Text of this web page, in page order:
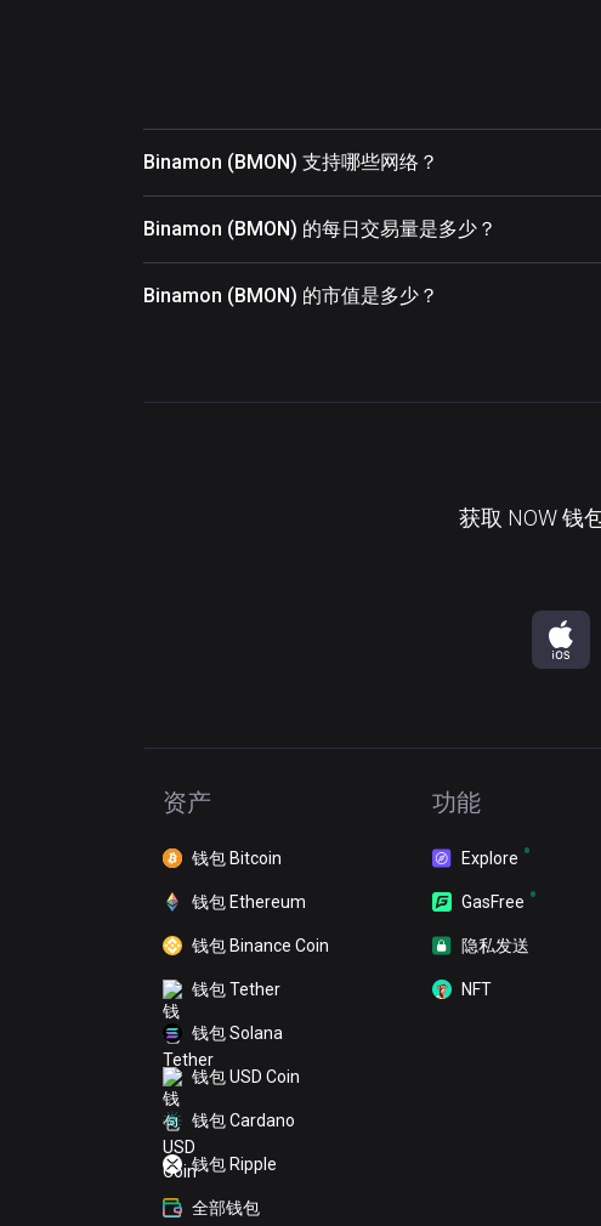
Binamon (BMON) 支持哪些网络？
Binamon (BMON) 的每日交易量是多少？
Binamon (BMON) 的市值是多少？
获取 NOW 钱
资产
钱包 Bitcoin
钱包 Ethereum
钱包 Binance Coin
钱包 Tether
钱包 Solana
钱包 USD Coin
钱包 Cardano
钱包 Ripple
全部钱包
功能
Explore
GasFree
隐私发送
NFT